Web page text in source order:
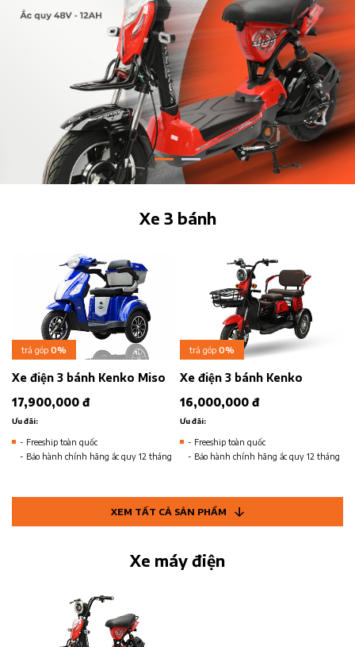
Xe 3 bánh
trả góp 0%
Xe điện 3 bánh Kenko Miso
17,900,000 đ
Ưu đãi:
- Freeship toàn quốc
- Bảo hành chính hãng ắc quy 12 tháng
trả góp 0%
Xe điện 3 bánh Kenko
16,000,000 đ
Ưu đãi:
- Freeship toàn quốc
- Bảo hành chính hãng ắc quy 12 tháng
XEM TẤT CẢ SẢN PHẨM
Xe máy điện